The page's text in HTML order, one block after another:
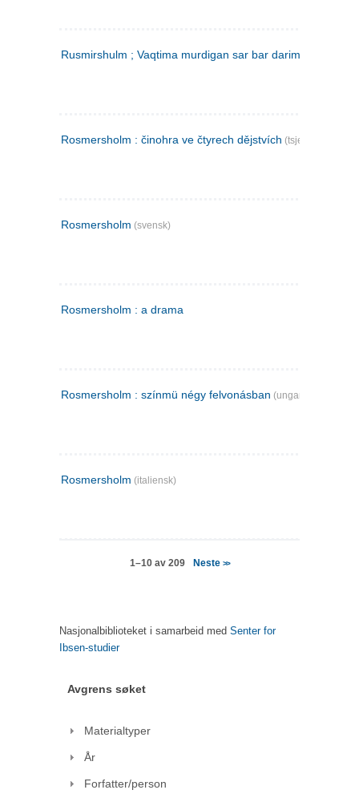
Rusmirshulm ; Vaqtima murdigan sar bar darim
Rosmersholm : činohra ve čtyrech dějstvích (tsjekkisk)
Rosmersholm (svensk)
Rosmersholm : a drama
Rosmersholm : színmü négy felvonásban (ungarsk)
Rosmersholm (italiensk)
1–10 av 209 Neste >>
Nasjonalbiblioteket i samarbeid med Senter for
Ibsen-studier
Avgrens søket
Materialtyper
År
Forfatter/person